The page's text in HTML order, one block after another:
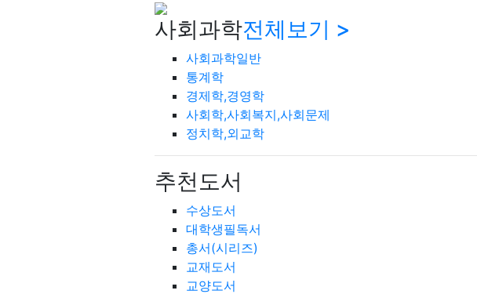
사회과학전체보기 >
사회과학일반
통계학
경제학,경영학
사회학,사회복지,사회문제
정치학,외교학
추천도서
수상도서
대학생필독서
총서(시리즈)
교재도서
교양도서